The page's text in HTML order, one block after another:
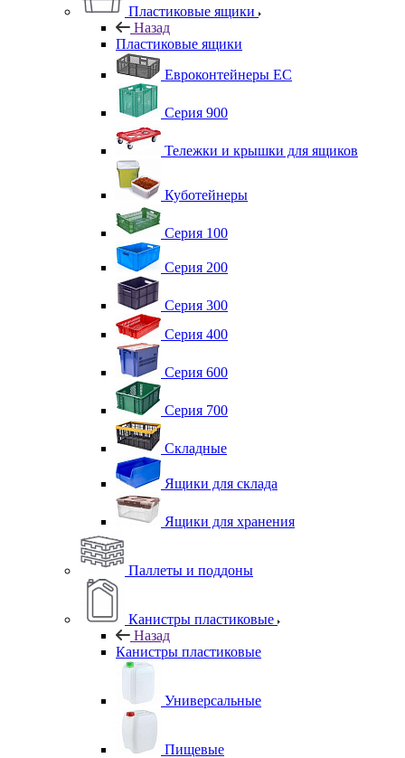
Пластиковые ящики
Назад
Пластиковые ящики
Евроконтейнеры ЕС
Серия 900
Тележки и крышки для ящиков
Куботейнеры
Серия 100
Серия 200
Серия 300
Серия 400
Серия 600
Серия 700
Складные
Ящики для склада
Ящики для хранения
Паллеты и поддоны
Канистры пластиковые
Назад
Канистры пластиковые
Универсальные
Пищевые